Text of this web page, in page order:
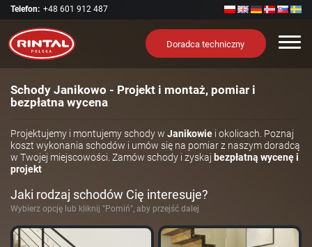
Telefon: +48 601 912 487
Doradca techniczny
Schody Janikowo - Projekt i montaż, pomiar i
bezpłatna wycena
Projektujemy i montujemy schody w Janikowie i okolicach. Poznaj
koszt wykonania schodów i umów się na pomiar z naszym doradcą
w Twojej miejscowości. Zamów schody i zyskaj bezpłatną wycenę i
projekt
Jaki rodzaj schodów Cię interesuje?
Wybierz opcję lub kliknij "Pomiń", aby przejść dalej